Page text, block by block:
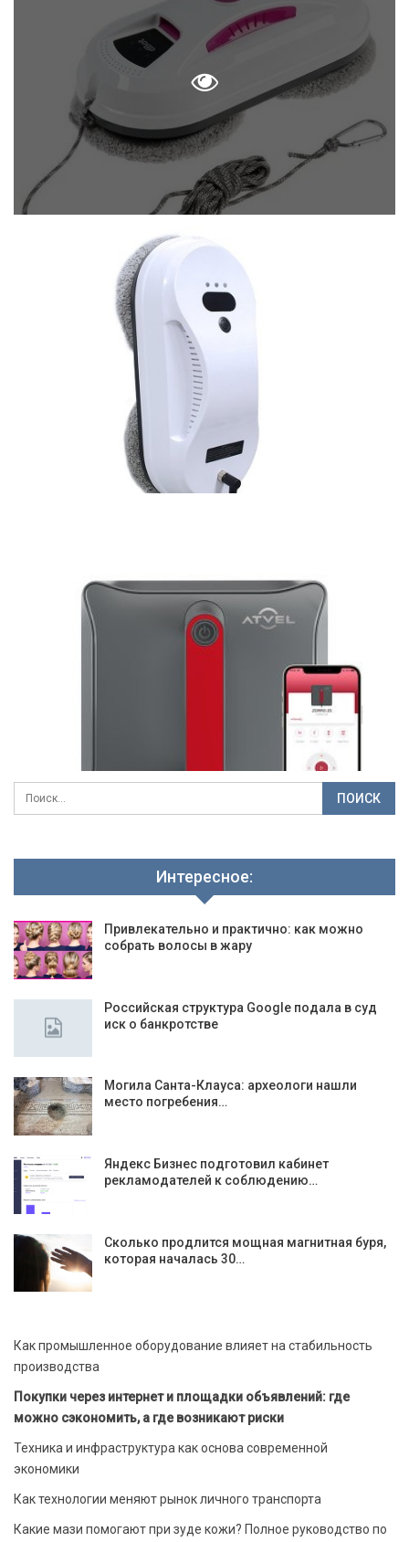
Интересное:
Привлекательно и практично: как можно
собрать волосы в жару
Российская структура Google подала в суд
иск о банкротстве
Могила Санта-Клауса: археологи нашли
место погребения…
Яндекс Бизнес подготовил кабинет
рекламодателей к соблюдению…
Сколько продлится мощная магнитная буря,
которая началась 30…
Как промышленное оборудование влияет на стабильность
производства
Покупки через интернет и площадки объявлений: где
можно сэкономить, а где возникают риски
Техника и инфраструктура как основа современной
экономики
Как технологии меняют рынок личного транспорта
Какие мази помогают при зуде кожи? Полное руководство по